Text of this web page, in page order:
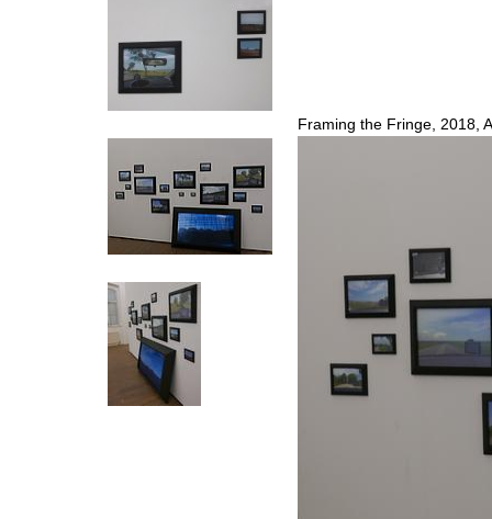
Framing the Fringe, 2018,